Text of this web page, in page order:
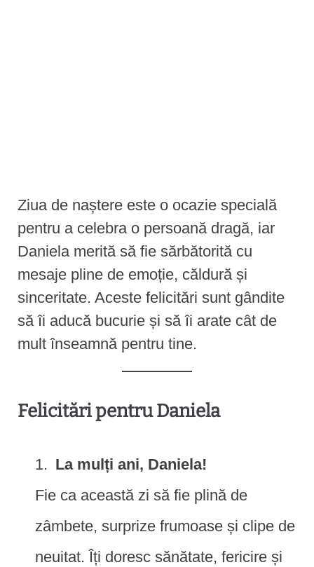
Ziua de naștere este o ocazie specială
pentru a celebra o persoană dragă, iar
Daniela merită să fie sărbătorită cu
mesaje pline de emoție, căldură și
sinceritate. Aceste felicitări sunt gândite
să îi aducă bucurie și să îi arate cât de
mult înseamnă pentru tine.
Felicitări pentru Daniela
La mulți ani, Daniela!
Fie ca această zi să fie plină de
zâmbete, surprize frumoase și clipe de
neuitat. Îți doresc sănătate, fericire și